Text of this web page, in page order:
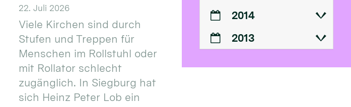
22. Juli 2026
Viele Kirchen sind durch
Stufen und Treppen für
Menschen im Rollstuhl oder
mit Rollator schlecht
zugänglich. In Siegburg hat
sich Heinz Peter Lob ein
2014
2013